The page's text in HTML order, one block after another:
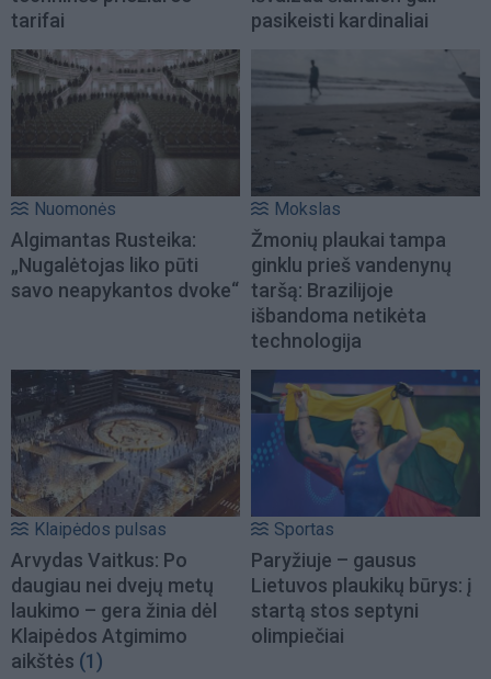
tarifai
pasikeisti kardinaliai
Nuomonės
Algimantas Rusteika:
„Nugalėtojas liko pūti
savo neapykantos dvoke“
Mokslas
Žmonių plaukai tampa
ginklu prieš vandenynų
taršą: Brazilijoje
išbandoma netikėta
technologija
Klaipėdos pulsas
Arvydas Vaitkus: Po
daugiau nei dvejų metų
laukimo – gera žinia dėl
Klaipėdos Atgimimo
aikštės (1)
Sportas
Paryžiuje – gausus
Lietuvos plaukikų būrys: į
startą stos septyni
olimpiečiai